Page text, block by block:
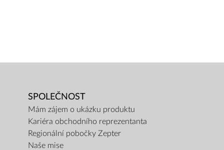
SPOLEČNOST
Mám zájem o ukázku produktu
Kariéra obchodního reprezentanta
Regionální pobočky Zepter
Naše mise